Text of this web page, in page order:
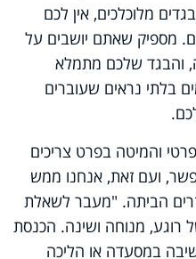
מלוכלכים, אין לכם
מספיק שאתם יושבים על
והבגד שלכם מתמלא
בלתי נראים שעוברים
והמיטה בפרט צריכים
ועם זאת, אנחנו ממש
הביתה. "מעבר לשאלת
רוגע, מנוחה ושינה. הכנסת
במסעדה או הליכה